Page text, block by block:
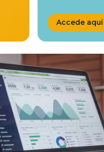
Accede aquí